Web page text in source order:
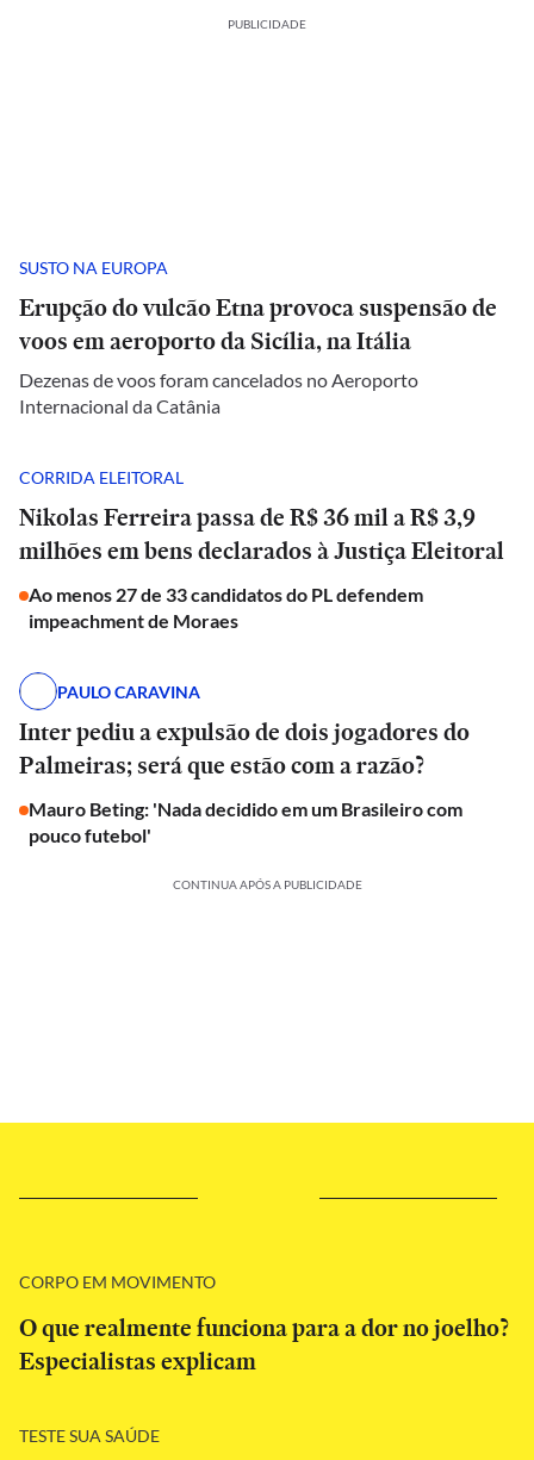
PUBLICIDADE
SUSTO NA EUROPA
Erupção do vulcão Etna provoca suspensão de
voos em aeroporto da Sicília, na Itália
Dezenas de voos foram cancelados no Aeroporto
Internacional da Catânia
CORRIDA ELEITORAL
Nikolas Ferreira passa de R$ 36 mil a R$ 3,9
milhões em bens declarados à Justiça Eleitoral
Ao menos 27 de 33 candidatos do PL defendem
impeachment de Moraes
PAULO CARAVINA
Inter pediu a expulsão de dois jogadores do
Palmeiras; será que estão com a razão?
Mauro Beting: 'Nada decidido em um Brasileiro com
pouco futebol'
CONTINUA APÓS A PUBLICIDADE
CORPO EM MOVIMENTO
O que realmente funciona para a dor no joelho?
Especialistas explicam
TESTE SUA SAÚDE